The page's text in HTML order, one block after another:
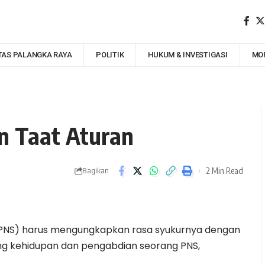
PALANGKA RAYA POLITIK HUKUM & INVESTIGASI
Taat Aturan
Bagikan 2 Min Read
harus mengungkapkan rasa syukurnya dengan
kehidupan dan pengabdian seorang PNS,